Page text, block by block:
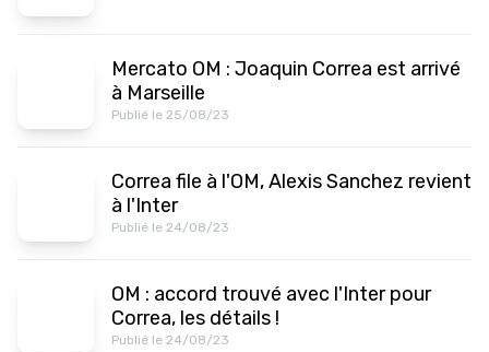
Mercato OM : Joaquin Correa est arrivé
à Marseille
Publié le 25/08/23
Correa file à l'OM, Alexis Sanchez revient
à l'Inter
Publié le 24/08/23
OM : accord trouvé avec l'Inter pour
Correa, les détails !
Publié le 24/08/23